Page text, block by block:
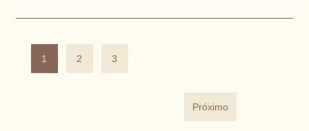
1 2 3
Próximo